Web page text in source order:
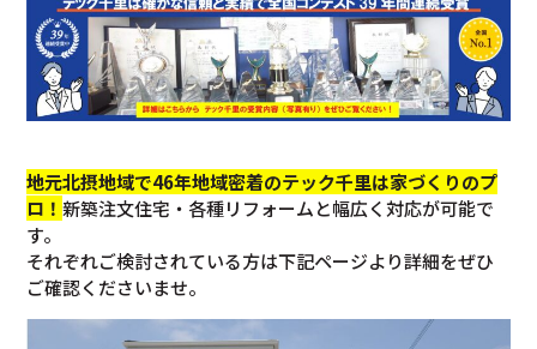
地元北摂地域で46年地域密着のテック千里は家づくりのプ
ロ！新築注文住宅・各種リフォームと幅広く対応が可能で
す。
それぞれご検討されている方は下記ページより詳細をぜひ
ご確認くださいませ。